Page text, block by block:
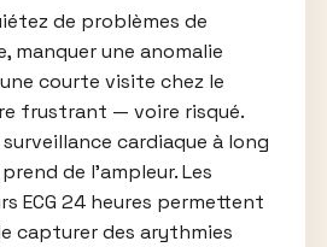
de problèmes de
manquer une anomalie
courte visite chez le
frustrant — voire risqué.
cardiaque à long
de l’ampleur. Les
ECG 24 heures permettent
capturer des arythmies